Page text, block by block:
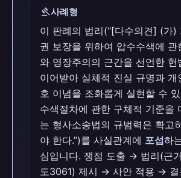
gavel사례형
이 판례의 법리(“[다수의견] (가)
권 보장을 위하여 압수수색에 관
와 영장주의의 근간을 선언한 헌
이어받아 실체적 진실 규명과 개
호 이념을 조화롭게 실현할 수
수색절차에 관한 구체적 기준을
는 형사소송법의 규범력은 확고
야 한다.”)를 사실관계에 포섭하
심입니다. 쟁점 도출 → 법리(근
도3061) 제시 → 사안 적용 → 결